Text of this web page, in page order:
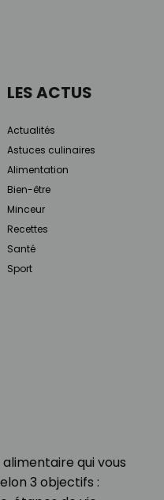
qui vous
3 objectifs :
LES ACTUS
Actualités
Astuces culinaires
Alimentation
Bien-être
Minceur
Recettes
Santé
Sport